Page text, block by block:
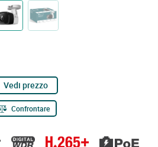
Vedi prezzo
Confrontare